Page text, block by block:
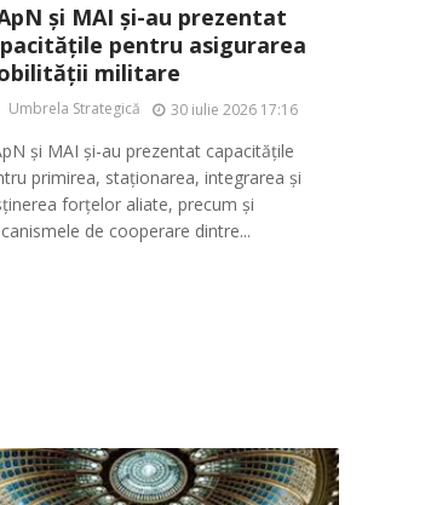
și MAI și-au prezentat
pentru asigurarea
militare
Umbrela Strategică 30 iulie 2026 17:16
și MAI și-au prezentat capacitățile
primirea, staționarea, integrarea și
forțelor aliate, precum și
de cooperare dintre...